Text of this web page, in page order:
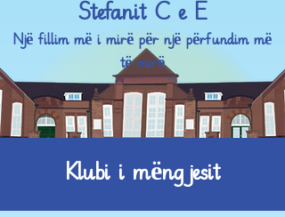
Një fillim më i mirë për një përfundim më
të mirë
Stefanit C e E
Klubi i mëngjesit